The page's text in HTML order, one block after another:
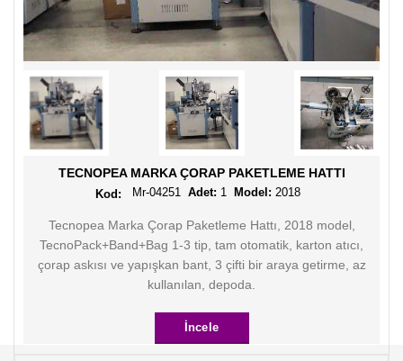
TECNOPEA MARKA ÇORAP PAKETLEME HATTI
Adet: 1 Model: 2018
Mr-04251
Tecnopea Marka Çorap Paketleme Hattı, 2018 model,
TecnoPack+Band+Bag 1-3 tip, tam otomatik, karton atıcı,
çorap askısı ve yapışkan bant, 3 çifti bir araya getirme, az
kullanılan, depoda.
İncele